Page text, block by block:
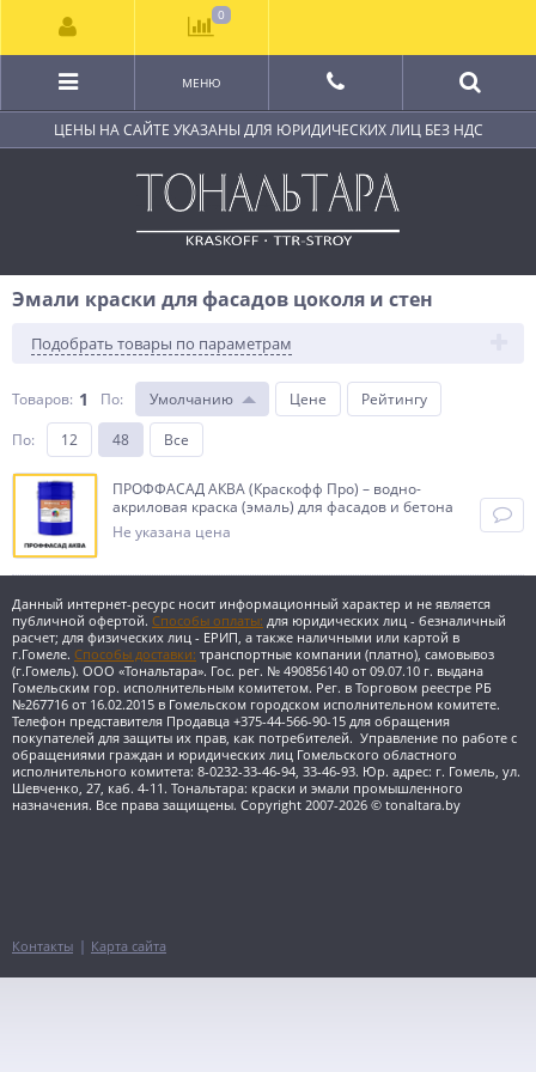
ЦЕНЫ НА САЙТЕ УКАЗАНЫ ДЛЯ ЮРИДИЧЕСКИХ ЛИЦ БЕЗ НДС
МЕНЮ
Эмали краски для фасадов цоколя и стен
Подобрать товары по параметрам
Товаров: 1 По: Умолчанию Цене
Рейтингу
По: 12 48 Все
ПРОФФАСАД АКВА (Краскофф Про) – водно-
акриловая краска (эмаль) для фасадов и бетона
Не указана цена
Данный интернет-ресурс носит информационный характер и не является
публичной офертой. Способы оплаты: для юридических лиц - безналичный
расчет; для физических лиц - ЕРИП, а также наличными или картой в
г.Гомеле. Способы доставки: транспортные компании (платно), самовывоз
(г.Гомель). ООО «Тональтара». Гос. рег. № 490856140 от 09.07.10 г. выдана
Гомельским гор. исполнительным комитетом. Рег. в Торговом реестре РБ
№267716 от 16.02.2015 в Гомельском городском исполнительном комитете.
Телефон представителя Продавца +375-44-566-90-15 для обращения
покупателей для защиты их прав, как потребителей. Управление по работе с
обращениями граждан и юридических лиц Гомельского областного
исполнительного комитета: 8-0232-33-46-94, 33-46-93. Юр. адрес: г. Гомель, ул.
Шевченко, 27, каб. 4-11. Тональтара: краски и эмали промышленного
назначения. Все права защищены. Copyright 2007-2026 © tonaltara.by
Контакты Карта сайта
0